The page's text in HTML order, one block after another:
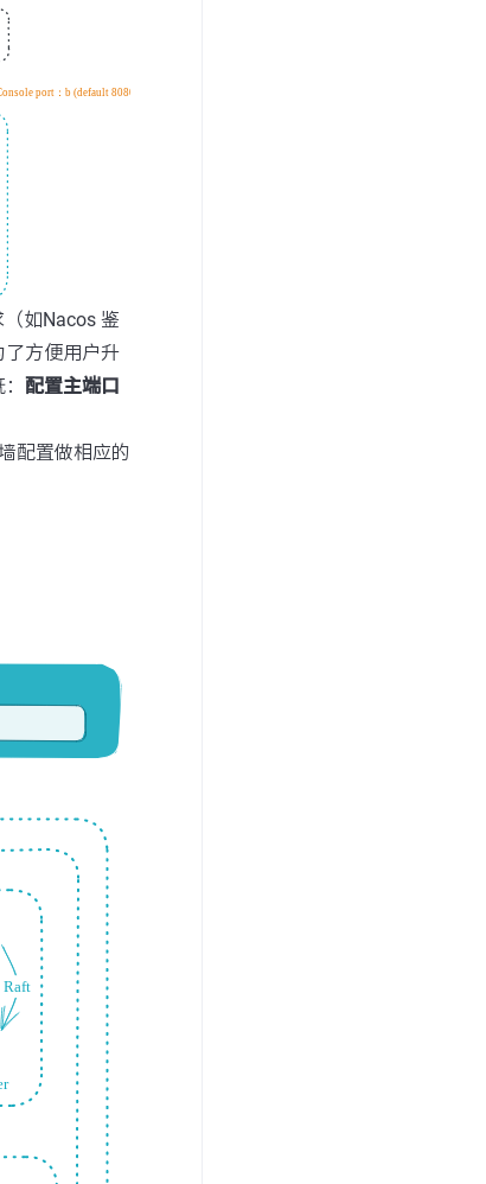
如Nacos 鉴
方便用户升
配置主端口
配置做相应的